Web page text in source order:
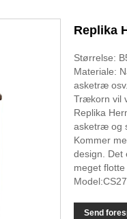
Replika
Størrelse:
Materiale:
asketræ osv.
Trækorn vil
Replika
asketræ og
Kommer
design. Det
meget flotte
Send